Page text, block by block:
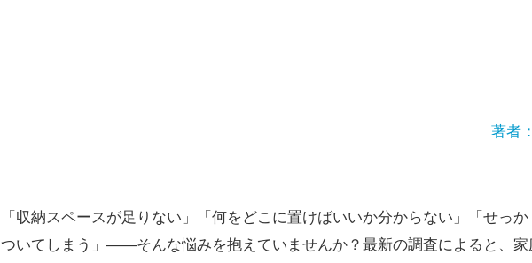
著者
「収納スペースが足りない」「何をどこに置けばいいか分からない」「せっ
ついてしまう」――そんな悩みを抱えていませんか？最新の調査によると、家